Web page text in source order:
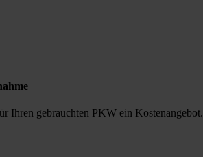
Ihren gebrauchten PKW ein Kostenangebot.